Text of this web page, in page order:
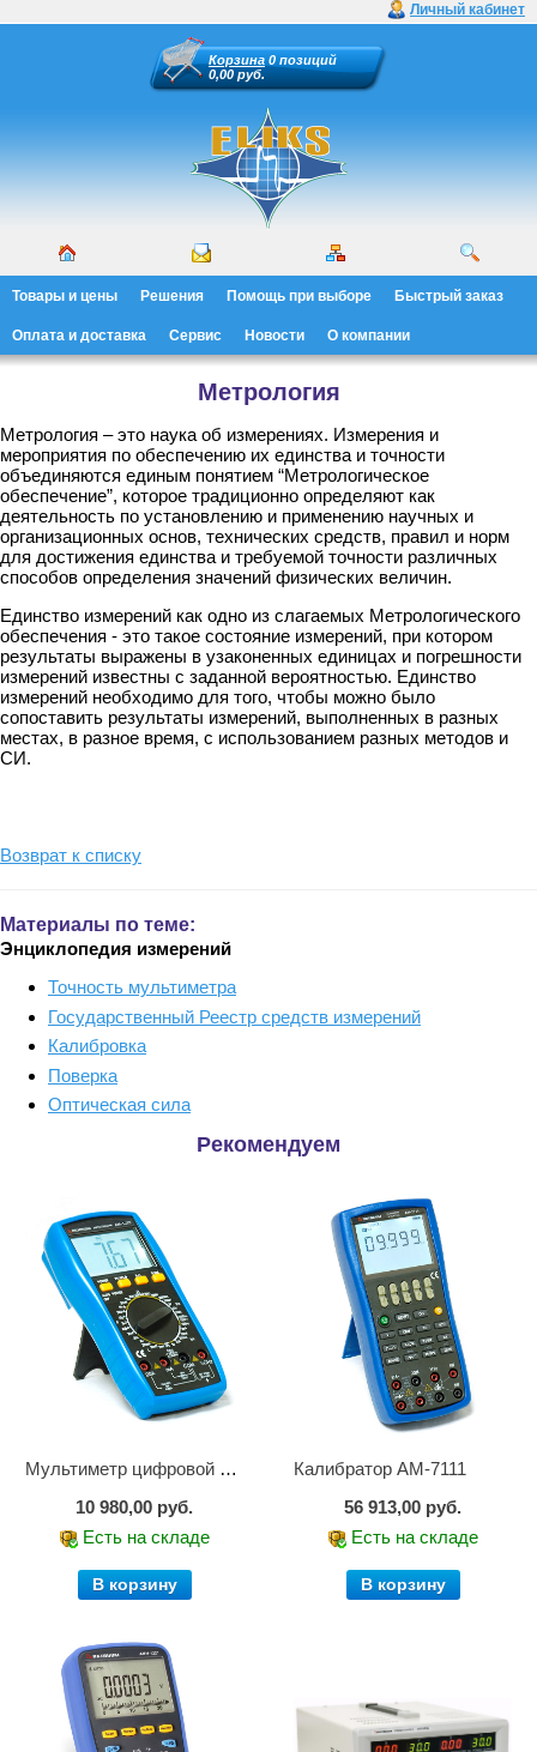
Личный кабинет
Корзина 0 позиций
0,00 руб.
Товары и цены Решения Помощь при выборе Быстрый заказ
Оплата и доставка Сервис Новости О компании
Метрология
Метрология – это наука об измерениях. Измерения и
мероприятия по обеспечению их единства и точности
объединяются единым понятием “Метрологическое
обеспечение”, которое традиционно определяют как
деятельность по установлению и применению научных и
организационных основ, технических средств, правил и норм
для достижения единства и требуемой точности различных
способов определения значений физических величин.
Единство измерений как одно из слагаемых Метрологического
обеспечения - это такое состояние измерений, при котором
результаты выражены в узаконенных единицах и погрешности
измерений известны с заданной вероятностью. Единство
измерений необходимо для того, чтобы можно было
сопоставить результаты измерений, выполненных в разных
местах, в разное время, с использованием разных методов и
СИ.
Возврат к списку
Материалы по теме:
Энциклопедия измерений
Точность мультиметра
Государственный Реестр средств измерений
Калибровка
Поверка
Оптическая сила
Рекомендуем
Мультиметр цифровой АМ-1083
10 980,00 руб.
Есть на складе
В корзину
Калибратор АМ-7111
56 913,00 руб.
Есть на складе
В корзину